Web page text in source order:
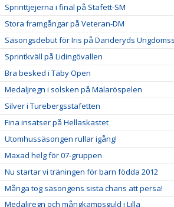
Sprinttjejerna i final på Stafett-SM
Stora framgångar på Veteran-DM
Säsongsdebut för Iris på Danderyds
Sprintkväll på Lidingövallen
Bra besked i Täby Open
Medaljregn i solsken på Mälaröspelen
Silver i Turebergsstafetten
Fina insatser på Hellaskastet
Utomhussäsongen rullar igång!
Maxad helg för 07-gruppen
Nu startar vi träningen för barn födda 2012
Många tog säsongens sista chans att persa!
Medaljregn och mångkampsguld i Lilla